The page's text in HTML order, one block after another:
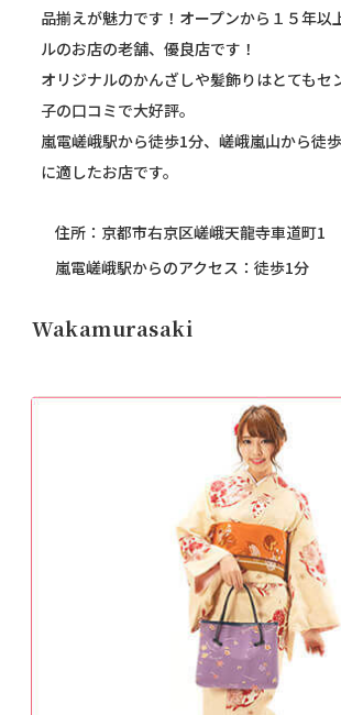
品揃えが魅力です！オープンから１５年以
ルのお店の老舗、優良店です！
オリジナルのかんざしや髪飾りはとてもセ
子の口コミで大好評。
嵐電嵯峨駅から徒歩1分、嵯峨嵐山から徒
に適したお店です。
住所：京都市右京区嵯峨天龍寺車道町1
嵐電嵯峨駅からのアクセス：徒歩1分
Wakamurasaki